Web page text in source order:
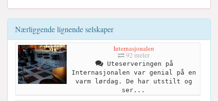
Nærliggende lignende selskaper
Internasjonalen
92 meter
Uteserveringen på
Internasjonalen var genial på en
varm lørdag. De har utstilt og
ser...